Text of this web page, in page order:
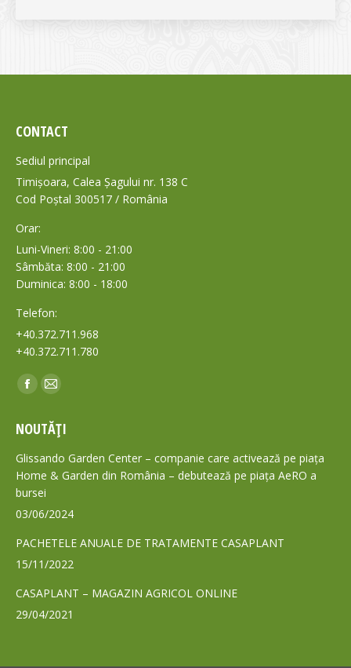
CONTACT
Sediul principal
Timișoara, Calea Șagului nr. 138 C
Cod Poștal 300517 / România
Orar:
Luni-Vineri: 8:00 - 21:00
Sâmbăta: 8:00 - 21:00
Duminica: 8:00 - 18:00
Telefon:
+40.372.711.968
+40.372.711.780
Find us on:
Facebook
opens
in
new
window
Mail
opens
in
new
NOUTĂȚI
Glissando Garden Center – companie care activează pe piața
Home & Garden din România – debutează pe piața AeRO a
bursei
03/06/2024
PACHETELE ANUALE DE TRATAMENTE CASAPLANT
15/11/2022
CASAPLANT – MAGAZIN AGRICOL ONLINE
29/04/2021